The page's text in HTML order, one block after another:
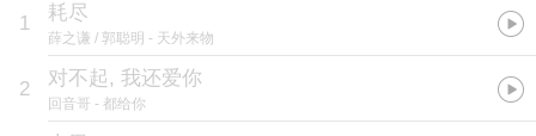
1 耗尽
薛之谦 / 郭聪明 - 天外来物
2 对不起, 我还爱你
回音哥 - 都给你